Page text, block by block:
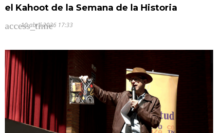
el Kahoot de la Semana de la Historia
access_time
10 abril 2026 17:33